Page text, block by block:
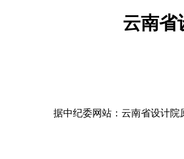
云南省
据中纪委网站：云南省设计院